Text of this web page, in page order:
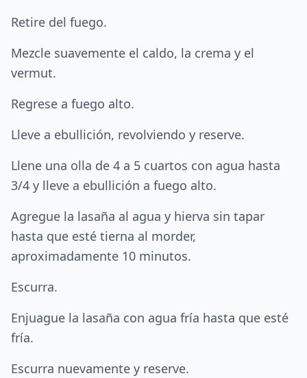
Retire del fuego.
Mezcle suavemente el caldo, la crema y el
vermut.
Regrese a fuego alto.
Lleve a ebullición, revolviendo y reserve.
Llene una olla de 4 a 5 cuartos con agua hasta
3/4 y lleve a ebullición a fuego alto.
Agregue la lasaña al agua y hierva sin tapar
hasta que esté tierna al morder,
aproximadamente 10 minutos.
Escurra.
Enjuague la lasaña con agua fría hasta que esté
fría.
Escurra nuevamente y reserve.